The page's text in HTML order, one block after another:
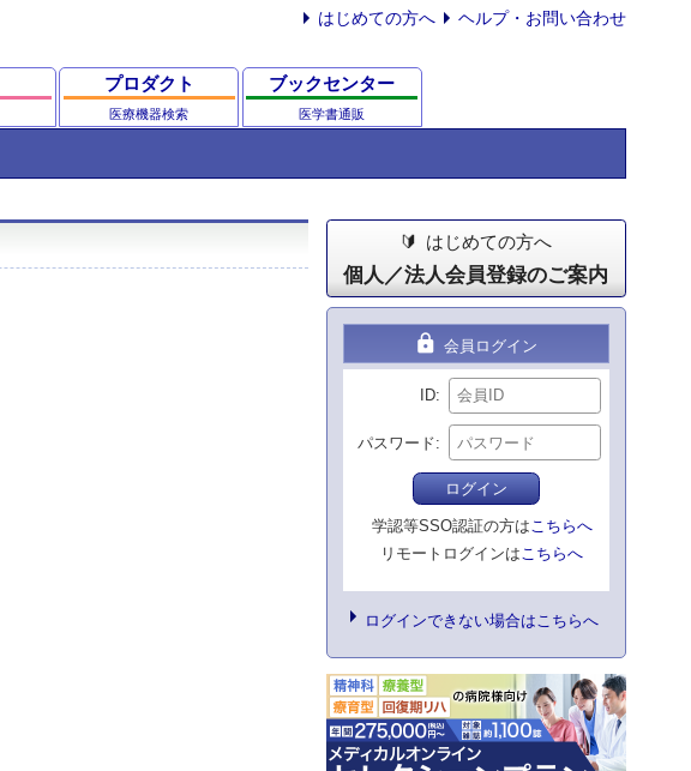
はじめての方へ ヘルプ・お問い合わせ
プロダクト
医療機器検索
ブックセンター
医学書通販
はじめての方へ
個人／法人会員登録のご案内
lock 会員ログイン
ID
パスワード
ログイン
学認等SSO認証の方はこちらへ
リモートログインはこちらへ
ログインできない場合はこちらへ